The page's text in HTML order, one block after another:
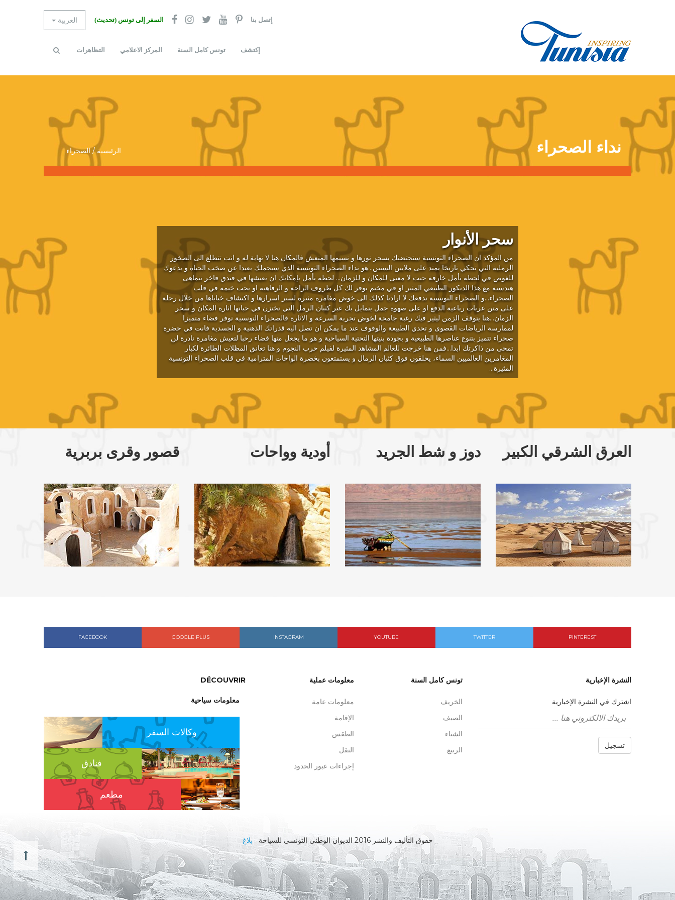
العربية السفر إلى تونس (تحديث) إتصل بنا
إكتشف تونس كامل السنة المركز الاعلامي التظاهرات
استمارة
أنت
هنا
الرئيسية / الصحراء نداء الصحراء
سحر الأنوار
من المؤكد ان الصحراء التونسية ستحتضنك بسحر نورها و نسيمها المنعش فالمكان هنا لا نهاية له و انت تتطلع الى الصخور
الرملية التي تحكي تاريخا يمتد على ملايين السنين...هو نداء الصحراء التونسية الذي سيحملك بعيدا عن صخب الحياة و يدعوك
للغوص في لحظة تأمل خارقة حيث لا معنى للمكان و للزمان... لحظة تأمل بإمكانك ان تعيشها في فندق فاخر تتماهى
هندسته مع هذا الديكور الطبيعي المثير او في مخيم يوفر لك كل ظروف الراحة و الرفاهية او تحت خيمة في قلب
الصحراء...و الصحراء التونسية تدفعك لا اراديا كذلك الى خوض مغامرة مثيرة لسبر اسرارها و اكتشاف خباياها من خلال رحلة
على متن عربات رباعية الدفع او على صهوة جمل يتمايل بك عبر كثبان الرمل التي تختزن في حباتها اثارة المكان و سحر
الزمان...هنا يتوقف الزمن ليثير فيك رغبة جامحة لخوض تجربة السرعة و الاثارة فالصحراء التونسية توفر فضاء متميزا
لممارسة الرياضات القصوى و تحدي الطبيعة والوقوف عند ما يمكن ان تصل اليه قدراتك الذهنية و الجسدية فانت في حضرة
صحراء تتميز بتنوع عناصرها الطبيعية و بجودة بنيتها التحتية السياحية و هو ما يجعل منها فضاء رحبا لتعيش مغامرة نادرة لن
تمحى من ذاكرتك ابدا...فمن هنا خرجت للعالم المشاهد المثيرة لفيلم حرب النجوم و هنا تعانق المظلات الطائرة لكبار
المغامرين العالميين السماء، يحلقون فوق كثبان الرمال و يستمتعون بخضرة الواحات المترامية في قلب الصحراء التونسية
المثيرة...
العرق الشرقي الكبير دوز و شط الجريد أودية وواحات قصور وقرى بربرية
FACEBOOK GOOGLE PLUS INSTAGRAM YOUTUBE TWITTER PINTEREST
النشرة الإخبارية
اشترك في النشرة الإخبارية
تسجيل
تونس كامل السنة
الخريف
الصيف
الشتاء
الربيع
معلومات عملية
معلومات عامة
الإقامة
الطقس
النقل
إجراءات عبور الحدود
DÉCOUVRIR
معلومات سياحية
وكالات السفر
فنادق
مطعم
حقوق التأليف والنشر 2016 الديوان الوطني التونسي للسياحة بلاغ